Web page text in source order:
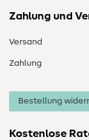
Zahlung und
Versand
Zahlung
Bestellung
Kostenlose